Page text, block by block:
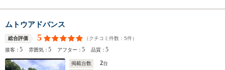
ムトウアドバンス
総合評価 5 （クチコミ件数： 5件）
接客：5 雰囲気：5 アフター：5 品質：5
掲載台数 2台